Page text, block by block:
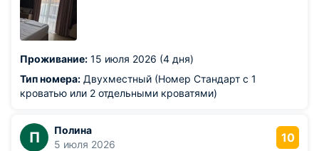
понравилось , спасибо.
Проживание: 15 июля 2026 (4 дня)
Тип номера: Двухместный (Номер Стандарт с 1
кроватью или 2 отдельными кроватями)
П
Полина
5 июля 2026
10